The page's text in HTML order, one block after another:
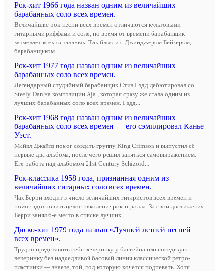
Рок-хит 1966 года назван одним из величайших
барабанных соло всех времен.
Величайшие рок-песни всех времен отличаются культовыми
гитарными риффами и соло, но время от времени барабанщик
затмевает всех остальных. Так было и с Джинджером Бейкером,
барабанщиком...
Рок-хит 1977 года назван одним из величайших
барабанных соло всех времен.
Легендарный студийный барабанщик Стив Гэдд дебютировал со
Steely Dan на композиции Aja , которая сразу же стала одним из
лучших барабанных соло всех времен. Гэдд...
Рок-хит 1968 года назван одним из величайших
барабанных соло всех времен — его сэмплировал Канье
Уэст.
Майкл Джайлз помог создать группу King Crimson и выпустил её
первые два альбома, после чего решил заняться самовыражением.
Его работа над альбомом 21st Century Schizoid...
Рок-классика 1958 года, признанная одним из
величайших гитарных соло всех времен.
Чак Берри входит в число величайших гитаристов всех времен и
помог вдохновить целое поколение рок-н-ролла. За свои достижения
Берри занял 6-е место в списке лучших...
Диско-хит 1979 года назван «Лучшей летней песней
всех времен».
Трудно представить себе вечеринку у бассейна или соседскую
вечеринку без надоедливой басовой линии классической ретро-
пластинки — знаете, той, под которую хочется подпевать. Хотя